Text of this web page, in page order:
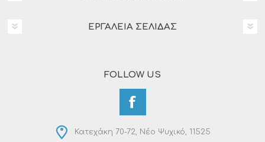
ΕΡΓΑΛΕΊΑ ΣΕΛΊΔΑΣ
FOLLOW US
Κατεχάκη 70-72, Νέο Ψυχικό, 11525